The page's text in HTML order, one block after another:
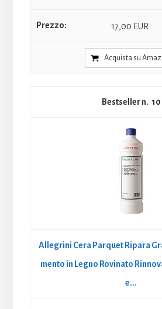
17,00 EUR
Acquista su
10
Allegrini Cera Parquet Ripara
mento in Legno Rovinato
e...